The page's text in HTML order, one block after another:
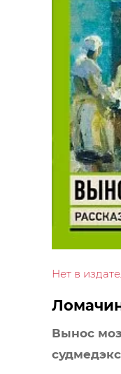
Нет в
Вынос